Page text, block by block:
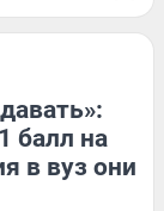
балл на
в вуз они